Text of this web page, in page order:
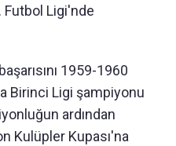
Futbol Ligi'nde
1959-1960
Birinci Ligi şampiyonu
ardından
Kulüpler Kupası'na